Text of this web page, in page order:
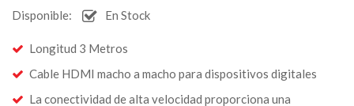
Disponible: En Stock
Longitud 3 Metros
Cable HDMI macho a macho para dispositivos digitales
La conectividad de alta velocidad proporciona una